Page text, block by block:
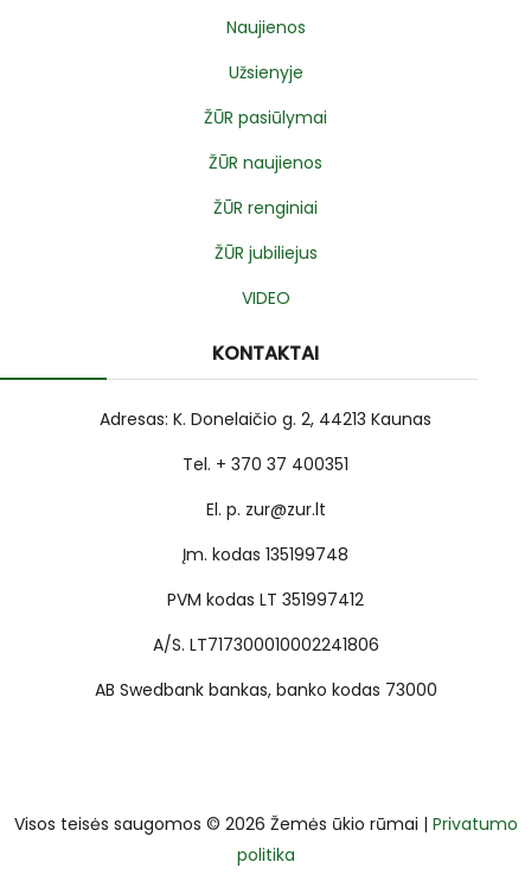
Naujienos
Užsienyje
ŽŪR pasiūlymai
ŽŪR naujienos
ŽŪR renginiai
ŽŪR jubiliejus
VIDEO
KONTAKTAI
Adresas: K. Donelaičio g. 2, 44213 Kaunas
Tel. + 370 37 400351
El. p. zur@zur.lt
Įm. kodas 135199748
PVM kodas LT 351997412
A/S. LT717300010002241806
AB Swedbank bankas, banko kodas 73000
Visos teisės saugomos © 2026 Žemės ūkio rūmai | Privatumo
politika